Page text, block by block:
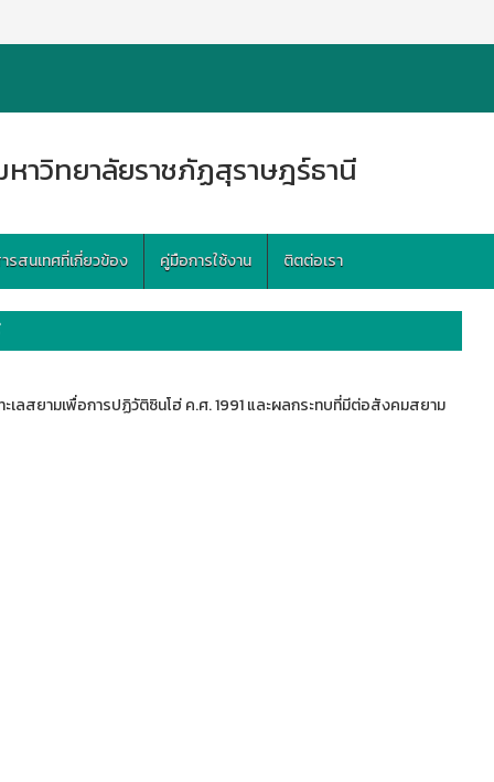
าวิทยาลัยราชภัฏสุราษฎร์ธานี
รสนเทศที่เกี่ยวข้อง คู่มือการใช้งาน ติตต่อเรา
เลสยามเพื่อการปฏิวัติซินโฮ่ ค.ศ. 1991 และผลกระทบที่มีต่อสังคมสยาม